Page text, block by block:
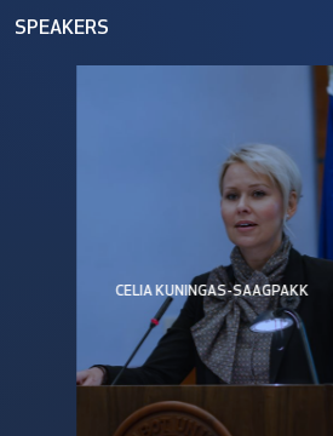
SPEAKERS
CELIA KUNINGAS-SAAGPAKK